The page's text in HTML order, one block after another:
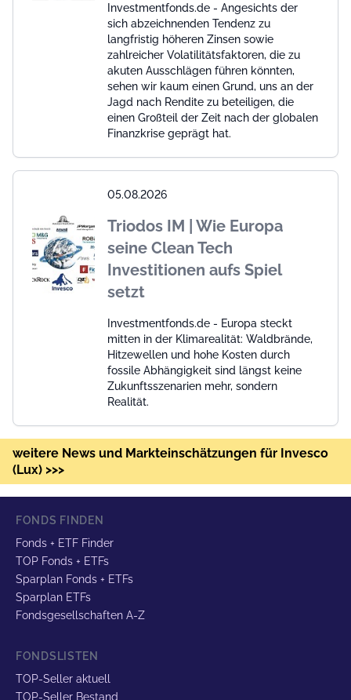
Investmentfonds.de - Angesichts der
sich abzeichnenden Tendenz zu
langfristig höheren Zinsen sowie
zahlreicher Volatilitätsfaktoren, die zu
akuten Ausschlägen führen könnten,
sehen wir kaum einen Grund, uns an der
Jagd nach Rendite zu beteiligen, die
einen Großteil der Zeit nach der globalen
Finanzkrise geprägt hat.
05.08.2026
Triodos IM | Wie Europa
seine Clean Tech
Investitionen aufs Spiel
setzt
Investmentfonds.de - Europa steckt
mitten in der Klimarealität: Waldbrände,
Hitzewellen und hohe Kosten durch
fossile Abhängigkeit sind längst keine
Zukunftsszenarien mehr, sondern
Realität.
weitere News und Markteinschätzungen für Invesco
(Lux) >>>
FONDS FINDEN
Fonds + ETF Finder
TOP Fonds + ETFs
Sparplan Fonds + ETFs
Sparplan ETFs
Fondsgesellschaften A-Z
FONDSLISTEN
TOP-Seller aktuell
TOP-Seller Bestand